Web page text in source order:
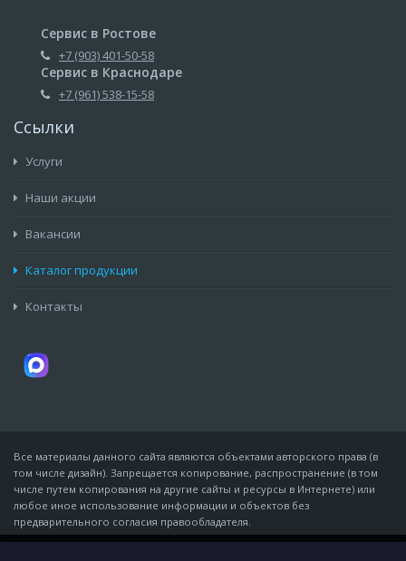
Сервис в Ростове
+7 (903) 401-50-58
Сервис в Краснодаре
+7 (961) 538-15-58
Ссылки
Услуги
Наши акции
Вакансии
Каталог продукции
Контакты
Все материалы данного сайта являются объектами авторского права (в
том числе дизайн). Запрещается копирование, распространение (в том
числе путем копирования на другие сайты и ресурсы в Интернете) или
любое иное использование информации и объектов без
предварительного согласия правообладателя.
© Компания «Мидон», 2007 - 06 августа 2026